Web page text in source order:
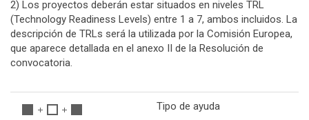
2) Los proyectos deberán estar situados en niveles TRL
(Technology Readiness Levels) entre 1 a 7, ambos incluidos. La
descripción de TRLs será la utilizada por la Comisión Europea,
que aparece detallada en el anexo II de la Resolución de
convocatoria.
Tipo de ayuda